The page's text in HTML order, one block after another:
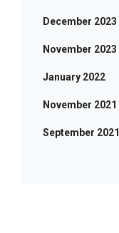
December 2023
November 2023
January 2022
November 2021
September 2021